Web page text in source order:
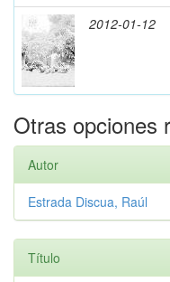
2012-01-12
Otras opciones
Autor
Estrada Discua, Raúl
Título